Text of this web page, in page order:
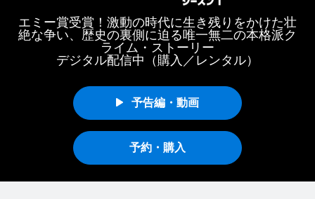
エミー賞受賞！激動の時代に生き残りをかけた壮
絶な争い、歴史の裏側に迫る唯一無二の本格派ク
ライム・ストーリー
デジタル配信中（購入／レンタル）
予告編・動画
予約・購入